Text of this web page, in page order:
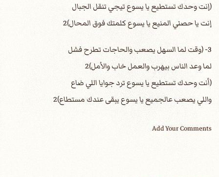
(إنت وحدك تستطيع يا يسوع تيجي تنقل الجبال
إنت يا حصني المنيع يا يسوع كلمتك فوق المحال)2
3- (وقت لما السهل يصعب والحاجات تطرح فشل
لما وعد الناس بيهرب والعمل خاب والأمل)2
(أنت وحدك تستطيع يا يسوع ترد جوايا اللي ضاع
واللي يصعب عالجميع يا يسوع يبقى عندك مستطاع)2
Add Your Comments